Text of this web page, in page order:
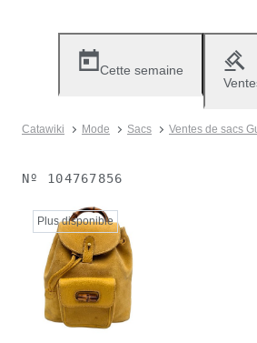
Cette semaine
Catawiki Mode Sacs Ventes de sacs
Nº 104767856
Plus disponible